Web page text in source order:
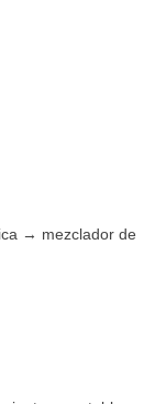
→ mezclador de